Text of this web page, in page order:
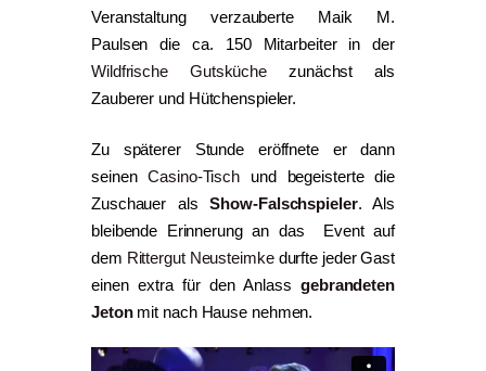
Veranstaltung verzauberte Maik M.
Paulsen die ca. 150 Mitarbeiter in der
Wildfrische Gutsküche zunächst als
Zauberer und Hütchenspieler.
Zu späterer Stunde eröffnete er dann
seinenCasino-Tisch und begeisterte die
Zuschauer alsShow-Falschspieler. Als
bleibende Erinnerung an das Event auf
dem Rittergut Neusteimkedurfte jeder Gast
einen extra für den Anlassgebrandeten
Jeton mit nach Hause nehmen.